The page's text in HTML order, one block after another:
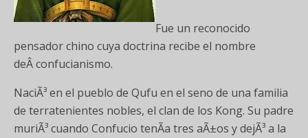
Fue un reconocido
pensador chino cuya doctrina recibe el nombre
deÂ confucianismo.
NaciÃ³ en el pueblo de Qufu en el seno de una familia
de terratenientes nobles, el clan de los Kong. Su padre
muriÃ³ cuando Confucio tenÃ­a tres aÃ±os y dejÃ³ a la